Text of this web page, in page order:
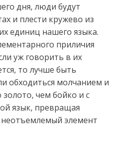
дня, люди будут
и плести кружево из
единиц нашего языка.
приличия
уж говорить в их
то лучше быть
обходиться молчанием и
чем бойко и с
язык, превращая
элемент